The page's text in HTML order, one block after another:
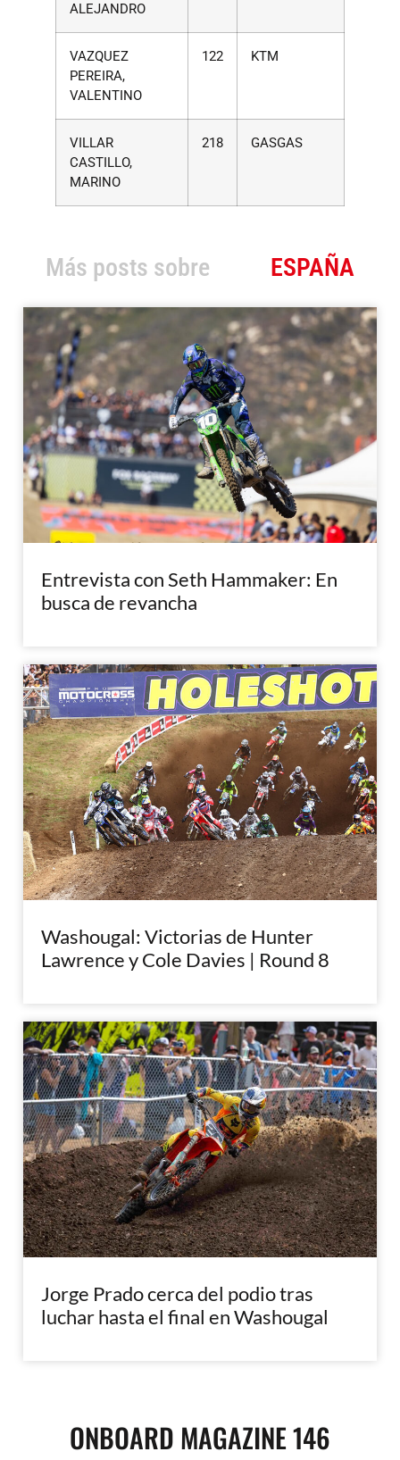
ALEJANDRO
VAZQUEZ
PEREIRA,
VALENTINO
122 KTM
VILLAR
CASTILLO,
MARINO
218 GASGAS
Más posts sobre ESPAÑA
Entrevista con Seth Hammaker: En
busca de revancha
Washougal: Victorias de Hunter
Lawrence y Cole Davies | Round 8
Jorge Prado cerca del podio tras
luchar hasta el final en Washougal
ONBOARD MAGAZINE 146